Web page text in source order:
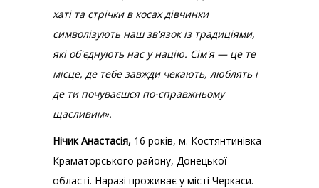
хаті та стрічки в косах дівчинки
символізують наш зв'язок із традиціями,
які об'єднують нас у націю. Сім'я — це те
місце, де тебе завжди чекають, люблять і
де ти почуваєшся по-справжньому
щасливим».
Нічик Анастасія, 16 років, м. Костянтинівка
Краматорського району, Донецької
області. Наразі проживає у місті Черкаси.